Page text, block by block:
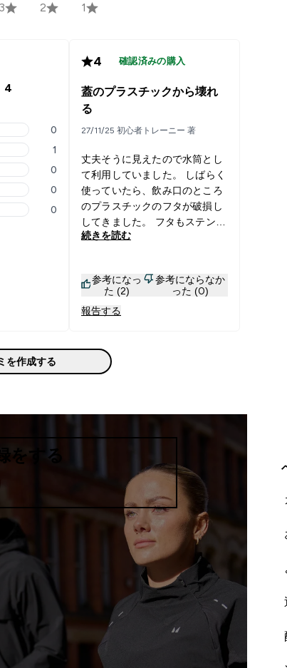
3 2 1
4
0
1
0
0
0
4 確認済みの購入
蓋のプラスチックから壊れ
る
27/11/25 初心者トレーニー 著
丈夫そうに見えたので水筒とし
て利用していました。 しばらく
使っていたら、飲み口のところ
のプラスチックのフタが破損し
してきました。 フタもステンレ
ス製にしてほしいかな。 高いも
くもったいなく感じるのです。
続きを読む
参考になっ
た (2)
参考にならなか
った (0)
報告する
を作成する
をする